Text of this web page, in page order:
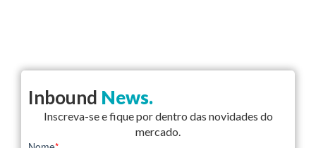
Inbound News.
Inscreva-se e fique por dentro das novidades do
mercado.